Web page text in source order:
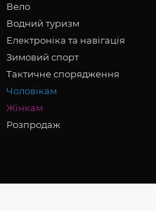
Вело
Водний туризм
Електроніка та навігація
Зимовий спорт
Тактичне спорядження
Чоловікам
Жінкам
Розпродаж